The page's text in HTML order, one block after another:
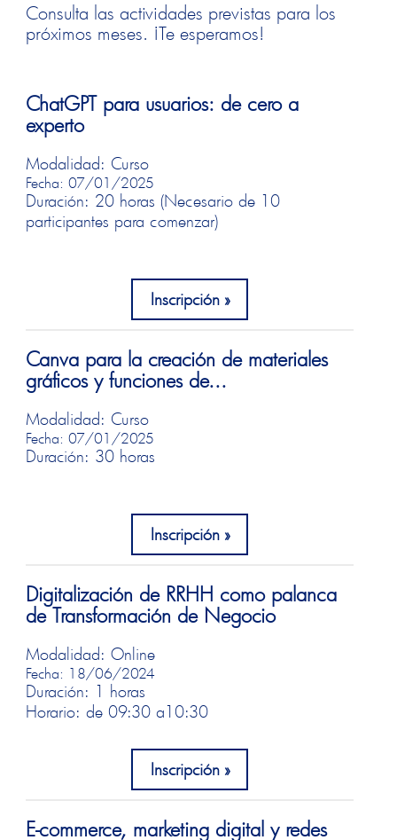
Consulta las actividades previstas para los
próximos meses. ¡Te esperamos!
ChatGPT para usuarios: de cero a
experto
Modalidad: Curso
Fecha: 07/01/2025
Duración: 20 horas (Necesario de 10
participantes para comenzar)
Inscripción
Canva para la creación de materiales
gráficos y funciones de...
Modalidad: Curso
Fecha: 07/01/2025
Duración: 30 horas
Inscripción
Digitalización de RRHH como palanca
de Transformación de Negocio
Modalidad: Online
Fecha: 18/06/2024
Duración: 1 horas
Horario: de 09:30 a10:30
Inscripción
E-commerce, marketing digital y redes